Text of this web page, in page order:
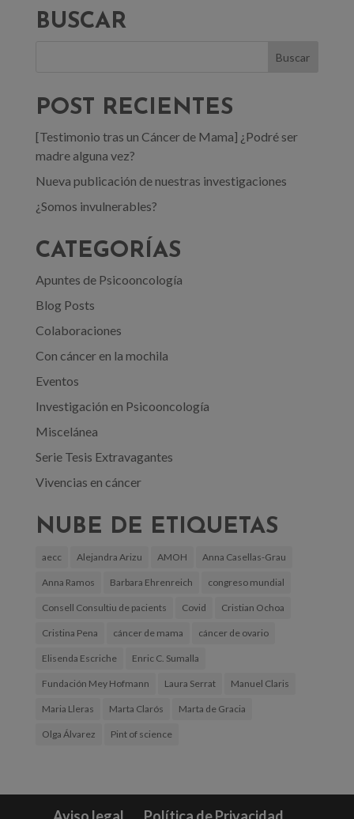
BUSCAR
POST RECIENTES
[Testimonio tras un Cáncer de Mama] ¿Podré ser
madre alguna vez?
Nueva publicación de nuestras investigaciones
¿Somos invulnerables?
CATEGORÍAS
Apuntes de Psicooncología
Blog Posts
Colaboraciones
Con cáncer en la mochila
Eventos
Investigación en Psicooncología
Miscelánea
Serie Tesis Extravagantes
Vivencias en cáncer
NUBE DE ETIQUETAS
aecc Alejandra Arizu AMOH Anna Casellas-Grau
Anna Ramos Barbara Ehrenreich congreso mundial
Consell Consultiu de pacients Covid Cristian Ochoa
Cristina Pena cáncer de mama cáncer de ovario
Elisenda Escriche Enric C. Sumalla
Fundación Mey Hofmann Laura Serrat Manuel Claris
Maria Lleras Marta Clarós Marta de Gracia
Olga Álvarez Pint of science